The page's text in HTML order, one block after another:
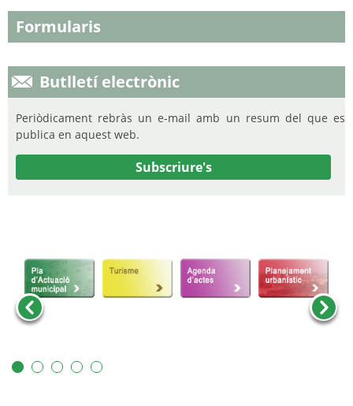
Formularis
Butlletí electrònic
Periòdicament rebràs un e-mail amb un resum del que es
publica en aquest web.
Subscriure's